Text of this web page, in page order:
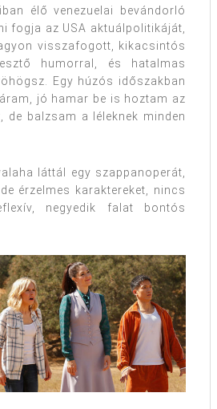
élő venezuelai bevándorló
fogja az USA aktuálpolitikáját,
visszafogott, kikacsintós
humorral, és hatalmas
Egy húzós időszakban
jó hamar be is hoztam az
de balzsam a léleknek minden
láttál egy szappanoperát,
érzelmes karaktereket, nincs
negyedik falat bontós